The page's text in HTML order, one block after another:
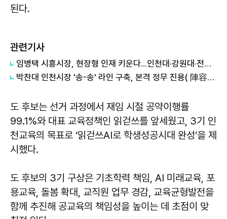
된다.
관련기사
임병택 시흥시장, 현장형 인재 키운다...인천대·강원대·전남대 등 학생 시흥서 바이오 실습
박찬대 인천시장 '송-송' 라인 구축, 본격 정무 진용( 陣容) 갖추기 나서
도 후보는 선거 과정에서 재임 시절 공약이행률
99.1%와 대표 교육정책인 읽걷쓰를 앞세웠고, 3기 인
천교육의 목표로 ‘읽걷쓰AI로 학생성공시대 완성’을 제
시했다.
도 후보의 3기 구상은 기초학력 책임, AI 미래교육, 포
용교육, 돌봄 확대, 교직원 업무 경감, 교육균형발전을
함께 추진해 공교육의 책임성을 높이는 데 초점이 맞